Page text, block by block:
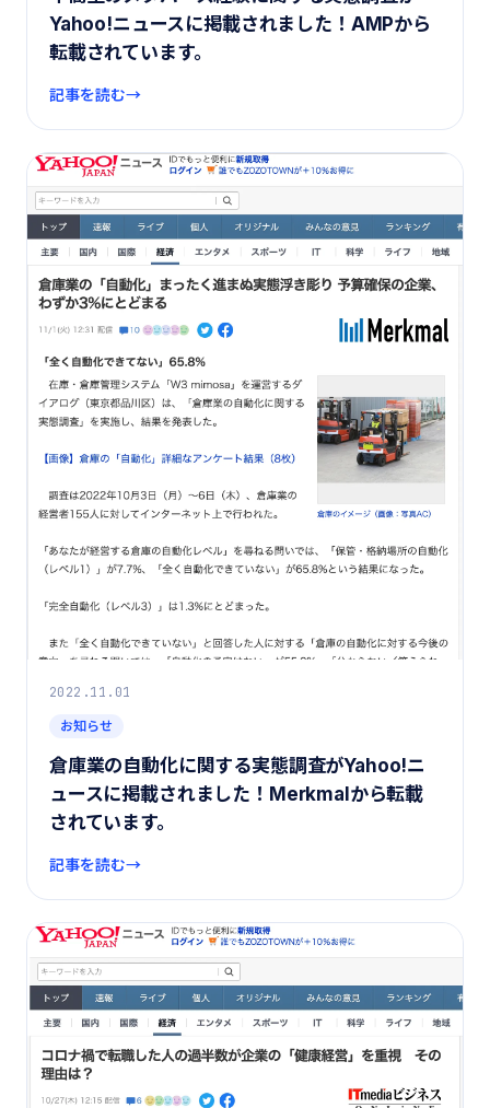
Yahoo!ニュースに掲載されました！AMPから
転載されています。
記事を読む
2022.11.01
お知らせ
倉庫業の自動化に関する実態調査がYahoo!ニ
ュースに掲載されました！Merkmalから転載
されています。
記事を読む